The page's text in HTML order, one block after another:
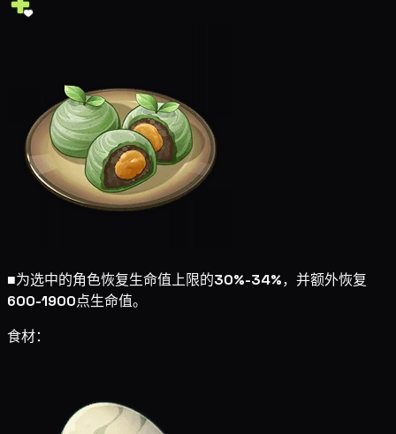
■为选中的角色恢复生命值上限的30%-34%，并额外恢复
600-1900点生命值。
食材：